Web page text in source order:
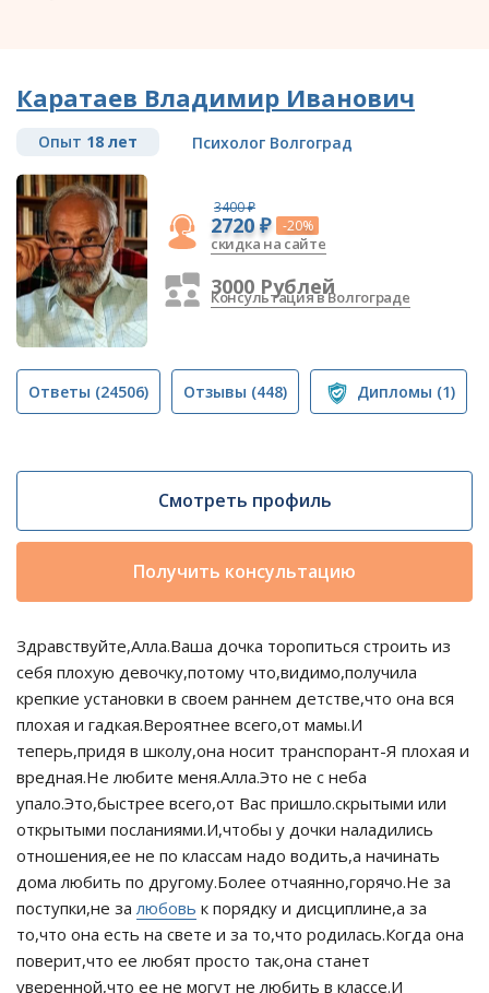
Каратаев Владимир Иванович
Опыт 18 лет Психолог Волгоград
3400 ₽
2720 ₽ -20%
скидка на сайте
3000 Рублей
Консультация в Волгограде
Ответы (24506) Отзывы (448) Дипломы (1)
Смотреть профиль
Получить консультацию
Здравствуйте,Алла.Ваша дочка торопиться строить из
себя плохую девочку,потому что,видимо,получила
крепкие установки в своем раннем детстве,что она вся
плохая и гадкая.Вероятнее всего,от мамы.И
теперь,придя в школу,она носит транспорант-Я плохая и
вредная.Не любите меня.Алла.Это не с неба
упало.Это,быстрее всего,от Вас пришло.скрытыми или
открытыми посланиями.И,чтобы у дочки наладились
отношения,ее не по классам надо водить,а начинать
дома любить по другому.Более отчаянно,горячо.Не за
поступки,не залюбовь к порядку и дисциплине,а за
то,что она есть на свете и за то,что родилась.Когда она
поверит,что ее любят просто так,она станет
уверенной,что ее не могут не любить в классе.И